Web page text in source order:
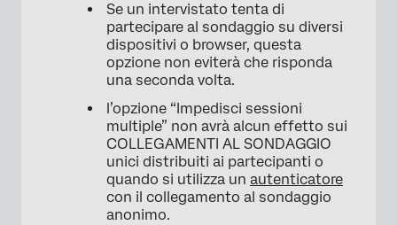
Se un intervistato tenta di
partecipare al sondaggio su diversi
dispositivi o browser, questa
opzione non eviterà che risponda
una seconda volta.
l’opzione “Impedisci sessioni
multiple” non avrà alcun effetto sui
COLLEGAMENTI AL SONDAGGIO
unici distribuiti ai partecipanti o
quando si utilizza un autenticatore
con il collegamento al sondaggio
anonimo.